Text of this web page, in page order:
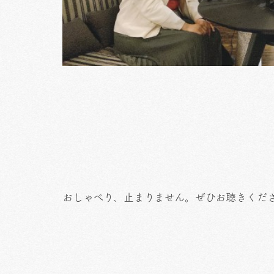
おしゃべり、止まりません。ぜひお聴きくだ